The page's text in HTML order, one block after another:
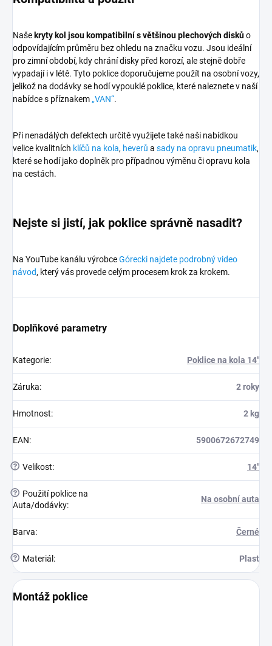
Naše kryty kol jsou kompatibilní s většinou plechových diskůo
odpovídajícím průměru bez ohledu na značku vozu. Jsou ideální
pro zimní období, kdy chrání disky před korozí, ale stejně dobře
vypadají i v létě. Tyto poklice doporučujeme použít na osobní vozy,
jelikož na dodávky se hodí vypouklé poklice, které naleznete v naší
nabídce s příznakem„VAN“.
Při nenadálých defektech určitě využijete také naši nabídkou
velice kvalitních klíčů na kola, heverů a sady na opravu pneumatik,
které se hodí jako doplněk pro případnou výměnu či opravu kola
na cestách.
Nejste si jistí, jak poklice správně nasadit?
Na YouTube kanálu výrobceGórecki najdete podrobný video
návod, který vás provede celým procesem krok za krokem.
Doplňkové parametry
Kategorie: Poklice na kola 14"
Záruka: 2 roky
Hmotnost: 2 kg
EAN: 5900672672749
? Velikost: 14"
?
Použití poklice na
Auta/dodávky:
Na osobní auta
Barva: Černé
? Materiál : Plast
Montáž poklice